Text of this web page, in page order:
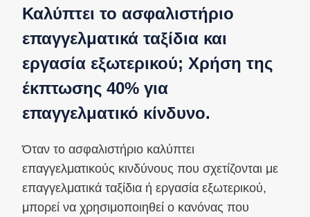
Καλύπτει το ασφαλιστήριο
επαγγελματικά ταξίδια και
εργασία εξωτερικού; Χρήση της
έκπτωσης 40% για
επαγγελματικό κίνδυνο.
Όταν το ασφαλιστήριο καλύπτει
επαγγελματικούς κινδύνους που σχετίζονται με
επαγγελματικά ταξίδια ή εργασία εξωτερικού,
μπορεί να χρησιμοποιηθεί ο κανόνας που